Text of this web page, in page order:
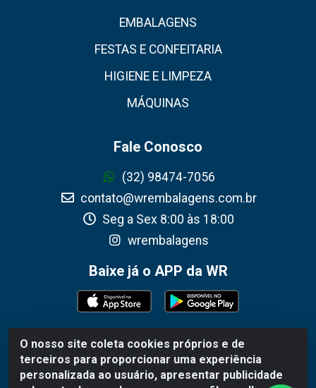
O nosso site coleta cookies próprios e de
terceiros para proporcionar uma experiência
personalizada ao usuário, apresentar publicidade
EMBALAGENS
FESTAS E CONFEITARIA
HIGIENE E LIMPEZA
MÁQUINAS
Fale Conosco
(32) 98474-7056
contato@wrembalagens.com.br
Seg a Sex 8:00 às 18:00
wrembalagens
Baixe já o APP da WR
WR Embalagens - R. Cel. Teodoro Gomes de Araújo,
1360 - Grogotó - Barbacena / MG - CEP 36202-628 -
CNPJ 02.692.206/0001-55